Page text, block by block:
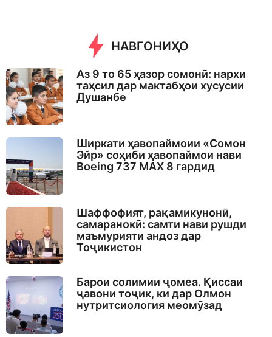
o
НАВГОНИҲО
Аз 9 то 65 ҳазор сомонӣ: нархи
таҳсил дар мактабҳои хусусии
Душанбе
Ширкати ҳавопаймоии «Сомон
Эйр» соҳиби ҳавопаймои нави
Boeing 737 MAX 8 гардид
Шаффофият, рақамикунонӣ,
самаранокӣ: самти нави рушди
маъмурияти андоз дар
Тоҷикистон
Барои солимии ҷомеа. Қиссаи
ҷавони тоҷик, ки дар Олмон
нутритсиология меомӯзад